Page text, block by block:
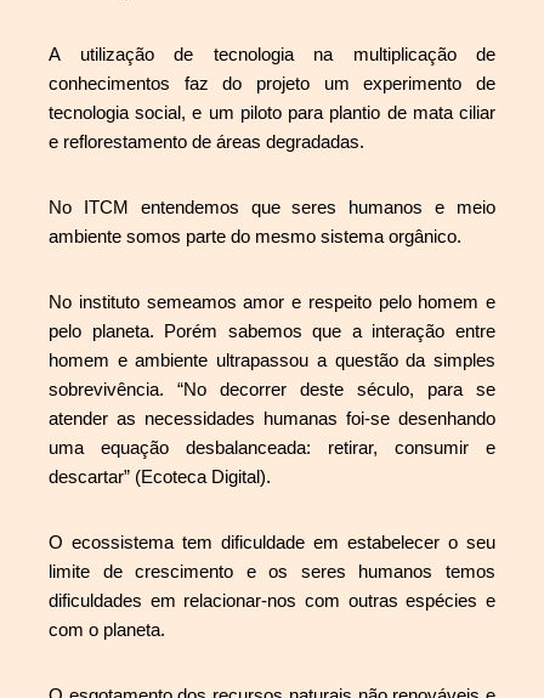
A utilização de tecnologia na multiplicação de
conhecimentos faz do projeto um experimento de
tecnologia social, e um piloto para plantio de mata ciliar
e reflorestamento de áreas degradadas.
No ITCM entendemos que seres humanos e meio
ambiente somos parte do mesmo sistema orgânico.
No instituto semeamos amor e respeito pelo homem e
pelo planeta. Porém sabemos que a interação entre
homem e ambiente ultrapassou a questão da simples
sobrevivência. “No decorrer deste século, para se
atender as necessidades humanas foi-se desenhando
uma equação desbalanceada: retirar, consumir e
descartar” (Ecoteca Digital).
O ecossistema tem dificuldade em estabelecer o seu
limite de crescimento e os seres humanos temos
dificuldades em relacionar-nos com outras espécies e
com o planeta.